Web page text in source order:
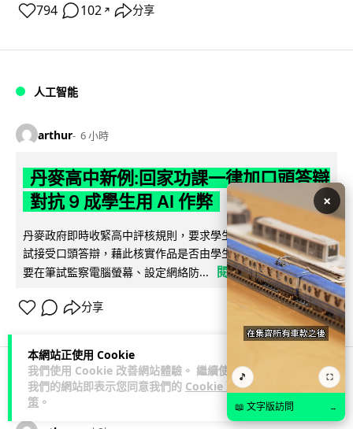
本網站正使用 Cookie
我們使用 Cookie 改善網站體驗。 繼續使用
我們的網站即表示您同意我們的 Cookie 政
策 。
794 102 ↗ 分享
人工智能
arthur 6 小時
丹麥高中新例:回家功課一律加口頭答辯
對抗 9 成學生用 AI 作弊
丹麥政府即時收緊高中評核規則，要求學生為在家完成書面考
試接受口頭答辯，藉此核實作品是否由學生自行完成。學校亦
要在筆試監察電腦螢幕、設定網絡防...
閱讀全文
分享
3C科技 流動音樂 音樂耳機
×
🎵 ⛶
📖 文字版訪問 →